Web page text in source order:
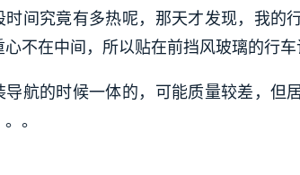
时间究竟有多热呢，那天才发现，我的
不在中间，所以贴在前挡风玻璃的行车
导航的时候一体的，可能质量较差，但
。